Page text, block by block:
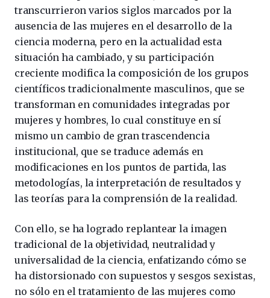
transcurrieron varios siglos marcados por la
ausencia de las mujeres en el desarrollo de la
ciencia moderna, pero en la actualidad esta
situación ha cambiado, y su participación
creciente modifica la composición de los grupos
científicos tradicionalmente masculinos, que se
transforman en comunidades integradas por
mujeres y hombres, lo cual constituye en sí
mismo un cambio de gran trascendencia
institucional, que se traduce además en
modificaciones en los puntos de partida, las
metodologías, la interpretación de resultados y
las teorías para la comprensión de la realidad.
Con ello, se ha logrado replantear la imagen
tradicional de la objetividad, neutralidad y
universalidad de la ciencia, enfatizando cómo se
ha distorsionado con supuestos y sesgos sexistas,
no sólo en el tratamiento de las mujeres como